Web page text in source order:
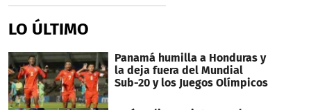
LO ÚLTIMO
Panamá humilla a Honduras y
la deja fuera del Mundial
Sub-20 y los Juegos Olímpicos